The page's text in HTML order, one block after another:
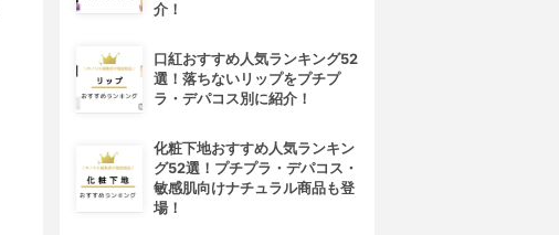
介！
口紅おすすめ人気ランキング52
選！落ちないリップをプチプ
ラ・デパコス別に紹介！
化粧下地おすすめ人気ランキン
グ52選！プチプラ・デパコス・
敏感肌向けナチュラル商品も登
場！